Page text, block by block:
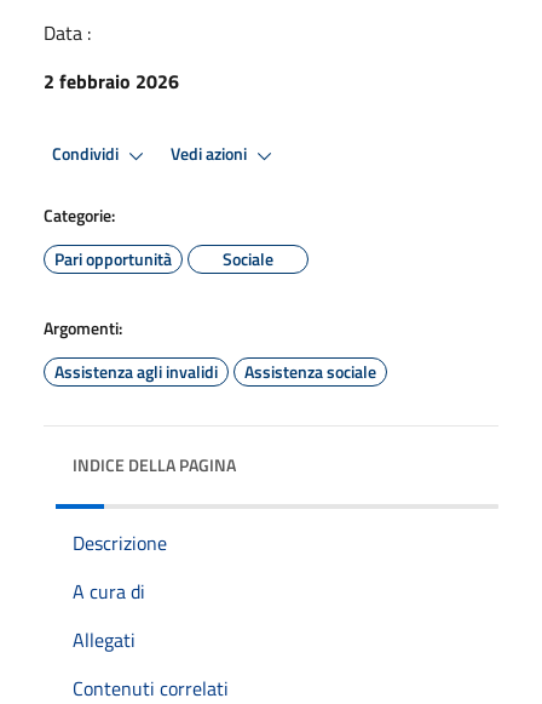
Data :
2 febbraio 2026
Condividi Vedi azioni
Categorie:
Pari opportunità
Sociale
Argomenti:
Assistenza agli invalidi
Assistenza sociale
INDICE DELLA PAGINA
Descrizione
A cura di
Allegati
Contenuti correlati